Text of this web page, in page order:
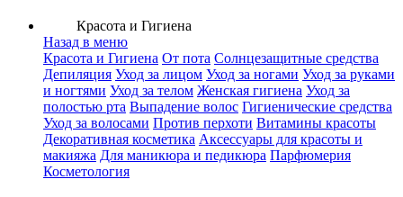
Красота и Гигиена
Назад в меню
Красота и Гигиена От пота Солнцезащитные средства
Депиляция Уход за лицом Уход за ногами Уход за руками
и ногтями Уход за телом Женская гигиена Уход за
полостью рта Выпадение волос Гигиенические средства
Уход за волосами Против перхоти Витамины красоты
Декоративная косметика Аксессуары для красоты и
макияжа Для маникюра и педикюра Парфюмерия
Косметология